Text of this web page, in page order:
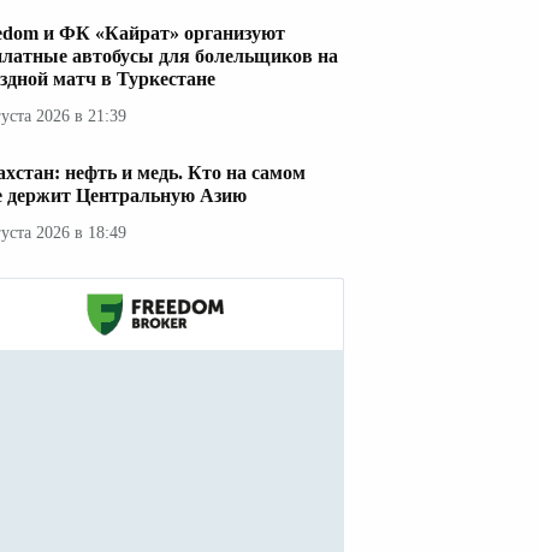
и ФК «Кайрат» организуют
автобусы для болельщиков на
матч в Туркестане
2026 в 21:39
нефть и медь. Кто на самом
держит Центральную Азию
2026 в 18:49